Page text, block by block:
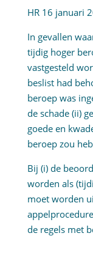
HR 16 januari
In gevallen
tijdig hoger
vastgesteld
beslist had
beroep was
de schade (ii)
goede en
beroep zou
Bij (i) de
worden als
moet worden
de regels met